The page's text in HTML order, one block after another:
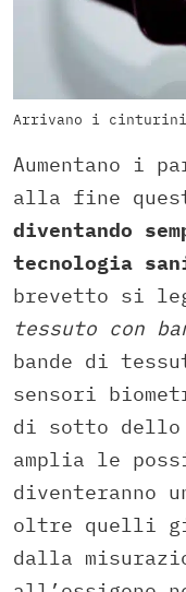
Arrivano i
Aumentano i
alla fine
diventando
tecnologia
brevetto si
tessuto con
bande di
sensori
di sotto dello
amplia le
diventeranno
oltre quelli
dalla